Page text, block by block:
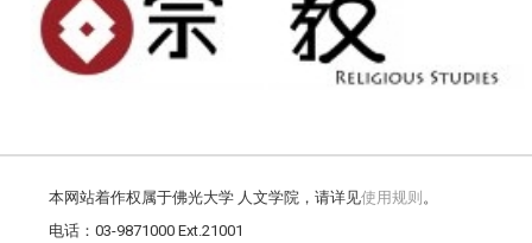
本网站着作权属于佛光大学 人文学院，请详见使用规则 。
电话：03-9871000 Ext.21001